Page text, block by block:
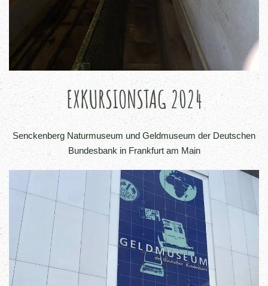
EXKURSIONSTAG 2024
Senckenberg Naturmuseum und Geldmuseum der Deutschen
Bundesbank in Frankfurt am Main